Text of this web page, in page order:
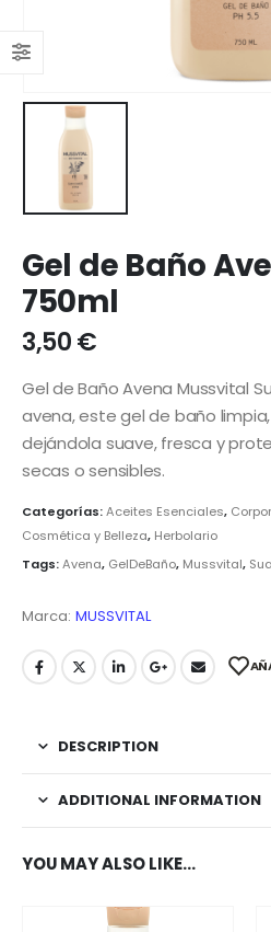
Gel de Baño
750ml
3,50€
Gel de Baño Avena Mussvital
avena, este gel de baño
dejándola suave, fresca y
secas o sensibles.
Categorías:Aceites Esenciales,
Cosmética y Belleza, Herbolario
Tags:Avena, GelDeBaño, Mussvital,
Marca: MUSSVITAL
DESCRIPTION
ADDITIONAL INFORMATION
YOU MAY ALSO LIKE…